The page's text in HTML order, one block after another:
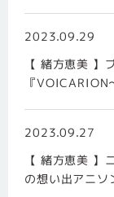
2023.09.29
【 緒方恵美 】
『VOICARION
2023.09.27
【 緒方恵美 】
の想い出アニソ